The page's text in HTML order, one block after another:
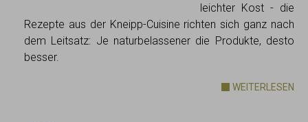
leichter Kost - die
Rezepte aus der Kneipp-Cuisine richten sich ganz nach
dem Leitsatz: Je naturbelassener die Produkte, desto
besser.
WEITERLESEN